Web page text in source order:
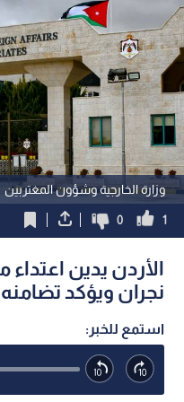
وزارة الخارجية وشؤون المغتربين
1
0
الأردن يدين اعتداء
نجران ويؤكد
استمع للخبر: